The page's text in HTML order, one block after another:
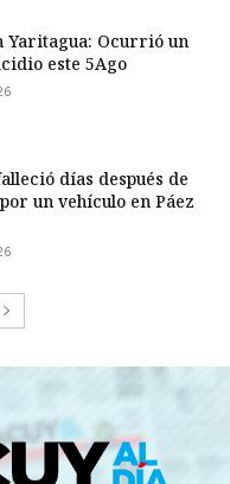
Yaritagua: Ocurrió un
este 5Ago
días después de
un vehículo en Páez